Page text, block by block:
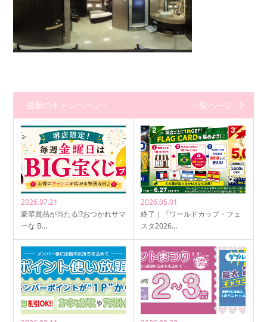
最新のキャンペーン！ 一覧ページ
2026.07.21
豪華賞品が当たる!?おつかれサマ
ーな B…
2026.05.01
終了｜『ワールドカップ・フェ
スタ2026…